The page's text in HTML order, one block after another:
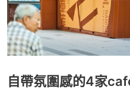
自帶氛圍感的4家